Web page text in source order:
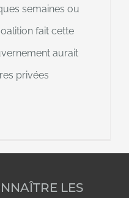
semaines ou
fait cette
aurait
privées
LES